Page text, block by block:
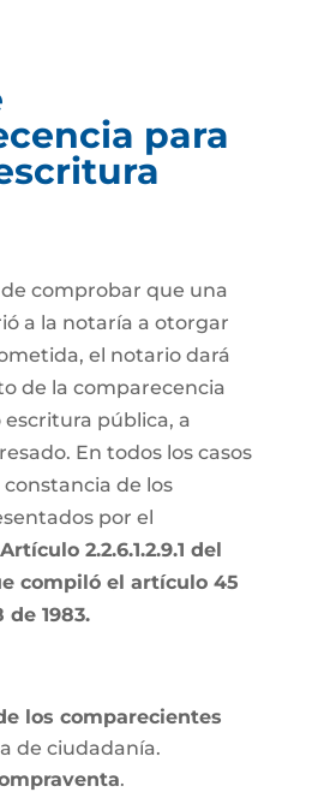
para
comprobar que una
a la notaría a otorgar
el notario dará
de la comparecencia
pública, a
En todos los casos
de los
por el
Artículo 2.2.6.1.2.9.1 del
compiló el artículo 45
de 1983.
los comparecientes
de ciudadanía.
.